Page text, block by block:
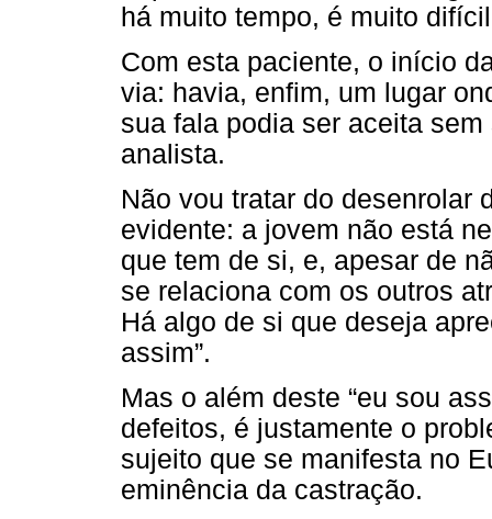
há muito tempo, é muito
Com esta paciente, o início
via: havia, enfim, um lugar
sua fala podia ser aceita
analista.
Não vou tratar do desenrolar
evidente: a jovem não está
que tem de si, e, apesar de
se relaciona com os outros
Há algo de si que deseja
assim”.
Mas o além deste “eu sou
defeitos, é justamente o
sujeito que se manifesta no
eminência da castração.